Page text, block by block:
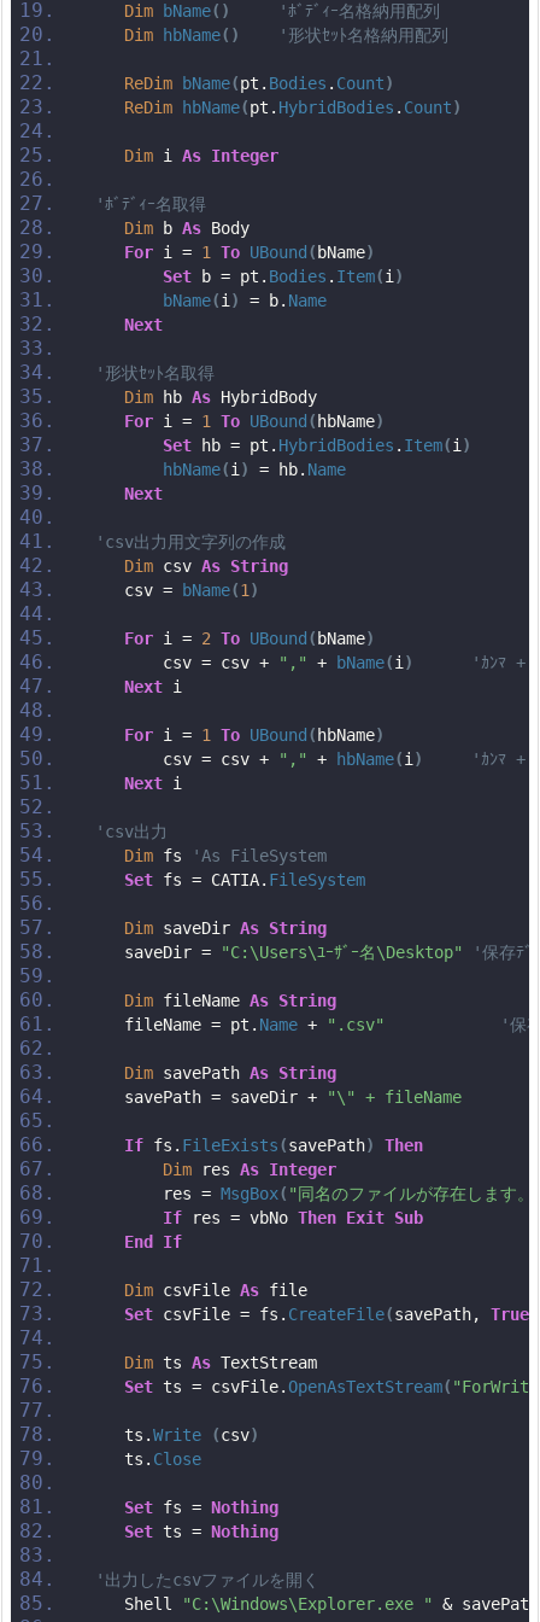
Dim bName()
'ﾎﾞﾃﾞｨｰ名格納用配列
Dim
hbName() '形状ｾｯﾄ名格納用配列
ReDim bName(pt. Bodies . Count)
ReDim
hbName(pt. HybridBodies . Count)
Dim i As Integer
'ﾎﾞﾃﾞｨｰ名取得
Dim b As Body
For i = 1 To UBound ( bName)
Set b = pt. Bodies . Item(i )
bName(i ) = b. Name
Next
'形状ｾｯﾄ名取得
Dim hb As HybridBody
For i = 1 To UBound ( hbName)
Set hb = pt. HybridBodies . Item(i )
hbName(i ) = hb. Name
Next
'csv出力用文字列の作成
Dim csv As String
    csv =
bName(1 )
For i = 2 To UBound ( bName)
        csv = csv +
"," + bName(i )
'ｶﾝﾏ +
Next i
For i = 1 To UBound ( hbName)
        csv = csv +
"," + hbName(i )
'ｶﾝﾏ +
Next i
'csv出力
Dim fs
'As FileSystem
Set fs = CATIA. FileSystem
Dim saveDir As String
    saveDir =
"C:\Users\ﾕｰｻﾞｰ名\Desktop" '保存ﾃﾞ
Dim fileName As String
    fileName = pt.
Name + ".csv" '保
Dim savePath As String
    savePath = saveDir +
"\" + fileName　　　　　
If fs. FileExists(savePath)
Then
Dim res As Integer
        res =
MsgBox( "同名のファイルが存在します
If res = vbNo Then Exit Sub
End
If
Dim csvFile As file
Set csvFile = fs. CreateFile(savePath, True
Dim ts As TextStream
Set ts = csvFile. OpenAsTextStream(
    ts.
Write (csv)
    ts.
Close
Set fs = Nothing
Set ts = Nothing
'出力したcsvファイルを開く
    Shell
"C:\Windows\Explorer.exe " &